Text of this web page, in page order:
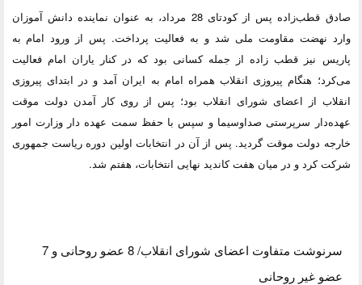
صادق قطب‌زاده پس از کودتای 28 مرداد، به عنوان نماینده دانش آموزان
وارد نهضت مقاومت ملی شد و به فعالیت پرداخت. پس از ورود امام به
پاریس نیز قطب زاده از جمله کسانی بود که در کنار یاران امام فعالیت
می‌کرد؛ هنگام پیروزی انقلاب همراه امام به ایران آمد و در ابتدای پیروزی
انقلاب از اعضای شورای انقلاب بود؛ پس از روی کار آمدن دولت موقت
عهده‌دار سرپرستی صداوسیما و سپس با حفظ سمت عهده دار وزارت امور
خارجه دولت موقت گردید. پس از آن در انتخابات اولین دوره ریاست جمهوری
شرکت کرد و در میان هفت کاندید نهایی انتخابات، هفتم شد.
سرنوشت متفاوت اعضای شورای انقلاب/ 8 عضو روحانی و 7
عضو غیر روحانی